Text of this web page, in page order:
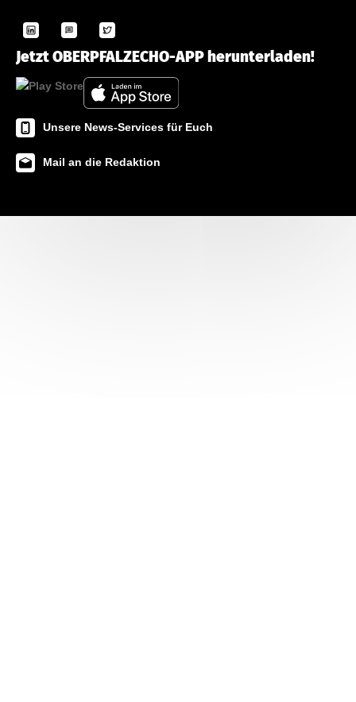
Jetzt OBERPFALZECHO-APP herunterladen!
Unsere News-Services für Euch
Mail an die Redaktion